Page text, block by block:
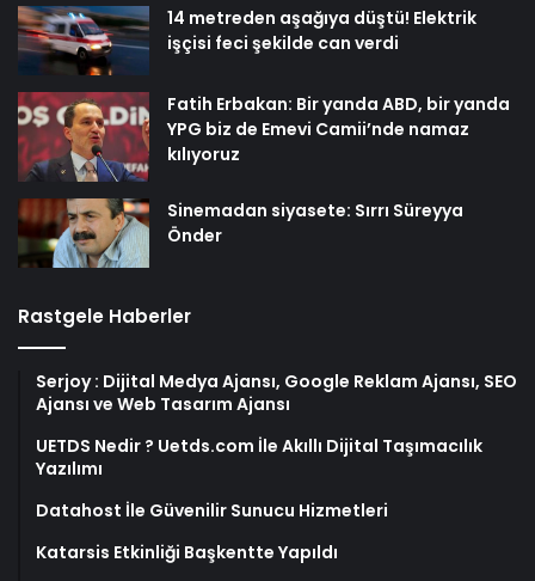
14 metreden aşağıya düştü! Elektrik
işçisi feci şekilde can verdi
Fatih Erbakan: Bir yanda ABD, bir yanda
YPG biz de Emevi Camii’nde namaz
kılıyoruz
Sinemadan siyasete: Sırrı Süreyya
Önder
Rastgele Haberler
Serjoy : Dijital Medya Ajansı, Google Reklam Ajansı, SEO
Ajansı ve Web Tasarım Ajansı
UETDS Nedir ? Uetds.com İle Akıllı Dijital Taşımacılık
Yazılımı
Datahost İle Güvenilir Sunucu Hizmetleri
Katarsis Etkinliği Başkentte Yapıldı